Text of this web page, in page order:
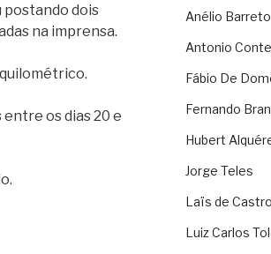
postando dois
na imprensa.
os dias 20 e
Anélio Barreto
Antonio
Fábio De
Fernando
Hubert
Jorge Teles
Laïs de Castro
Luiz Carlos